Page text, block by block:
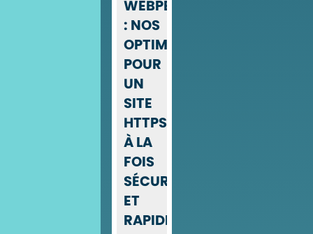
WEBPERF
: NOS
OPTIMISATIONS
POUR
UN
SITE
HTTPS
À LA
FOIS
SÉCURISÉ
ET
RAPIDE